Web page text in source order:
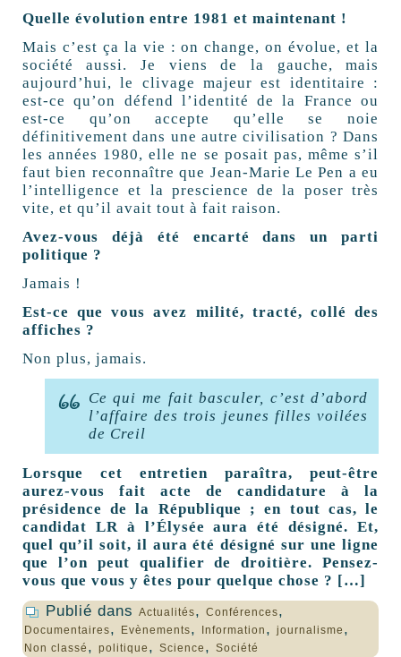
Quelle évolution entre 1981 et maintenant !
Mais c’est ça la vie : on change, on évolue, et la
société aussi. Je viens de la gauche, mais
aujourd’hui, le clivage majeur est identitaire :
est-ce qu’on défend l’identité de la France ou
est-ce qu’on accepte qu’elle se noie
définitivement dans une autre civilisation ? Dans
les années 1980, elle ne se posait pas, même s’il
faut bien reconnaître que Jean-Marie Le Pen a eu
l’intelligence et la prescience de la poser très
vite, et qu’il avait tout à fait raison.
Avez-vous déjà été encarté dans un parti
politique ?
Jamais !
Est-ce que vous avez milité, tracté, collé des
affiches ?
Non plus, jamais.
Ce qui me fait basculer, c’est d’abord
l’affaire des trois jeunes filles voilées
de Creil
Lorsque cet entretien paraîtra, peut-être
aurez-vous fait acte de candidature à la
présidence de la République ; en tout cas, le
candidat LR à l’Élysée aura été désigné. Et,
quel qu’il soit, il aura été désigné sur une ligne
que l’on peut qualifier de droitière. Pensez-
vous que vous y êtes pour quelque chose ? […]
Publié dans Actualités, Conférences,
Documentaires, Evènements, Information , journalisme ,
Non classé , politique , Science , Société